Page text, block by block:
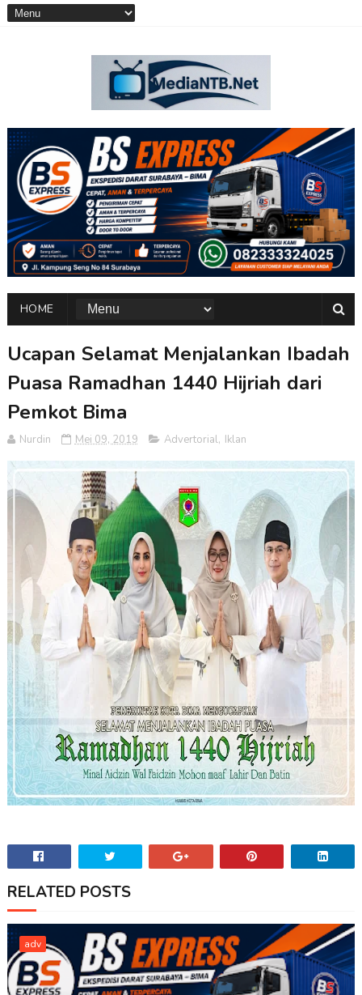
HOME
Ucapan Selamat Menjalankan Ibadah
Puasa Ramadhan 1440 Hijriah dari
Pemkot Bima
Nurdin Mei 09, 2019 Advertorial, Iklan
RELATED POSTS
adv